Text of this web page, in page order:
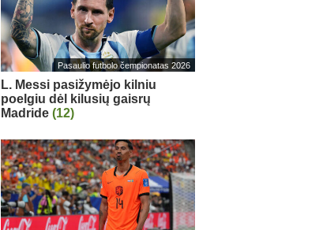
Pasaulio futbolo čempionatas 2026
L. Messi pasižymėjo kilniu
poelgiu dėl kilusių gaisrų
Madride (12)